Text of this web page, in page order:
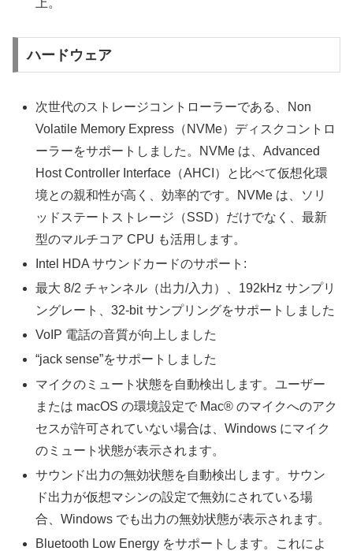
上。
ハードウェア
次世代のストレージコントローラーである、Non
Volatile Memory Express（NVMe）ディスクコントロ
ーラーをサポートしました。NVMe は、Advanced
Host Controller Interface（AHCI）と比べて仮想化環
境との親和性が高く、効率的です。NVMe は、ソリ
ッドステートストレージ（SSD）だけでなく、最新
型のマルチコア CPU も活用します。
Intel HDA サウンドカードのサポート:
最大 8/2 チャンネル（出力/入力）、192kHz サンプリ
ングレート、32-bit サンプリングをサポートしました
VoIP 電話の音質が向上しました
“jack sense”をサポートしました
マイクのミュート状態を自動検出します。ユーザー
または macOS の環境設定で Mac® のマイクへのアク
セスが許可されていない場合は、Windows にマイク
のミュート状態が表示されます。
サウンド出力の無効状態を自動検出します。サウン
ド出力が仮想マシンの設定で無効にされている場
合、Windows でも出力の無効状態が表示されます。
Bluetooth Low Energy をサポートします。これによ